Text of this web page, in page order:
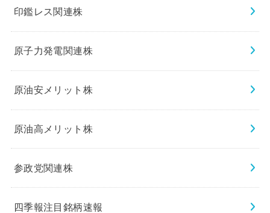
印鑑レス関連株
原子力発電関連株
原油安メリット株
原油高メリット株
参政党関連株
四季報注目銘柄速報